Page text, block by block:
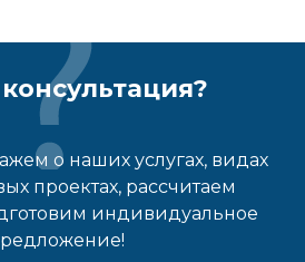
о наших услугах, видах
проектах, рассчитаем
индивидуальное